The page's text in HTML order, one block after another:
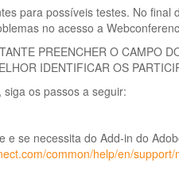
para possíveis testes. No
no acesso a
PREENCHER O CAMPO
IDENTIFICAR OS
os passos a seguir:
e se necessita do Add-in do
common/help/en/